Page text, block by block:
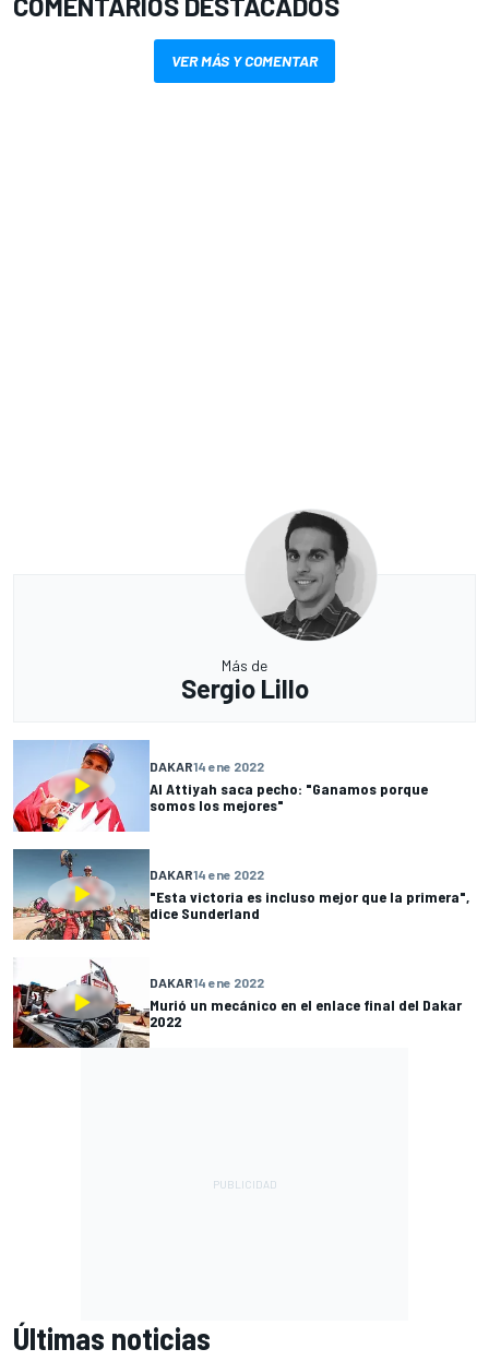
COMENTARIOS DESTACADOS
VER MÁS Y COMENTAR
Más de
Sergio Lillo
DAKAR14 ene 2022
Al Attiyah saca pecho: "Ganamos porque
somos los mejores"
DAKAR14 ene 2022
"Esta victoria es incluso mejor que la primera",
dice Sunderland
DAKAR14 ene 2022
Murió un mecánico en el enlace final del Dakar
2022
Últimas noticias